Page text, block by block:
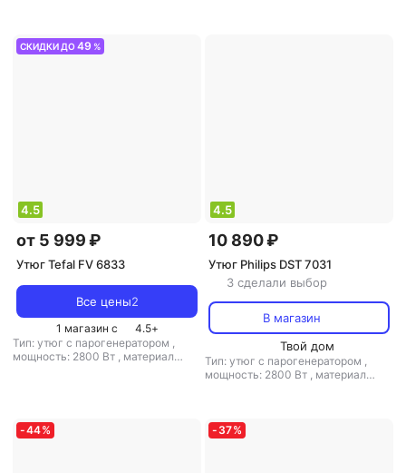
СКИДКИ ДО49 %
4.5
от 5 999 ₽
Утюг Tefal FV 6833
Все цены2
1 магазин с 4.5+
Тип: утюг с парогенератором ,
мощность: 2800 Вт , материал
4.5
10 890 ₽
Утюг Philips DST 7031
3 сделали выбор
В магазин
Твой дом
Тип: утюг с парогенератором ,
мощность: 2800 Вт , материал
-44% - 37%